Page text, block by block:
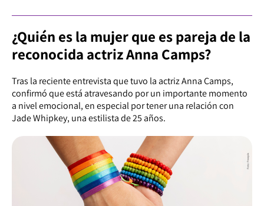
¿Quién es la mujer que es pareja de la
reconocida actriz Anna Camps?
Tras la reciente entrevista que tuvo la actriz Anna Camps,
confirmó que está atravesando por un importante momento
a nivel emocional, en especial por tener una relación con
Jade Whipkey, una estilista de 25 años.